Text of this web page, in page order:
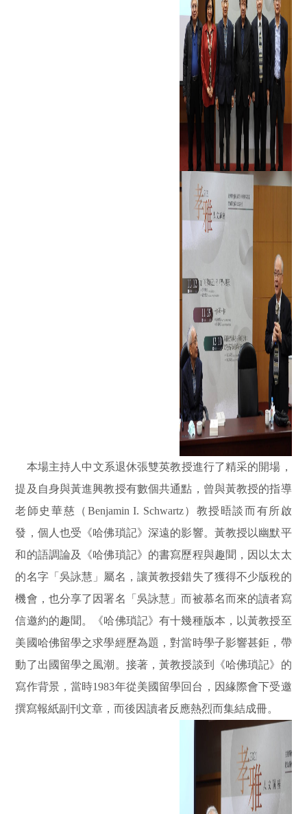
本場主持人中文系退休張雙英教授進行了精采的開場，
提及自身與黃進興教授有數個共通點，曾與黃教授的指導
老師史華慈（Benjamin I. Schwartz）教授晤談而有所啟
發，個人也受《哈佛瑣記》深遠的影響。黃教授以幽默平
和的語調論及《哈佛瑣記》的書寫歷程與趣聞，因以太太
的名字「吳詠慧」屬名，讓黃教授錯失了獲得不少版稅的
機會，也分享了因署名「吳詠慧」而被慕名而來的讀者寫
信邀約的趣聞。《哈佛瑣記》有十幾種版本，以黃教授至
美國哈佛留學之求學經歷為題，對當時學子影響甚鉅，帶
動了出國留學之風潮。接著，黃教授談到《哈佛瑣記》的
寫作背景，當時1983年從美國留學回台，因緣際會下受邀
撰寫報紙副刊文章，而後因讀者反應熱烈而集結成冊。